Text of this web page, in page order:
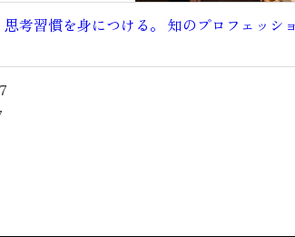
考習慣を身につける。 知のプロフェッ